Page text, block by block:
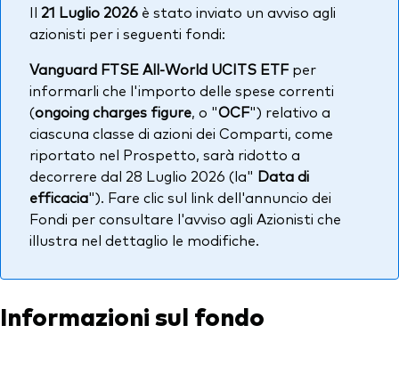
Il 21 Luglio 2026 è stato inviato un avviso agli
azionisti per i seguenti fondi:
Vanguard FTSE All-World UCITS ETFper
informarli che l'importo delle spese correnti
(ongoing charges figure, o "OCF") relativo a
ciascuna classe di azioni dei Comparti, come
riportato nel Prospetto, sarà ridotto a
decorrere dal 28 Luglio 2026 (la" Data di
efficacia"). Fare clic sul link dell'annuncio dei
Fondi per consultare l'avviso agli Azionisti che
illustra nel dettaglio le modifiche.
Informazioni sul fondo